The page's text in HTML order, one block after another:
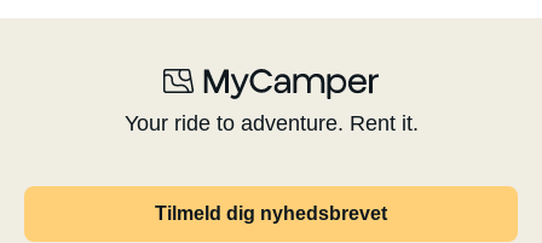
Your ride to adventure. Rent it.
Tilmeld dig nyhedsbrevet